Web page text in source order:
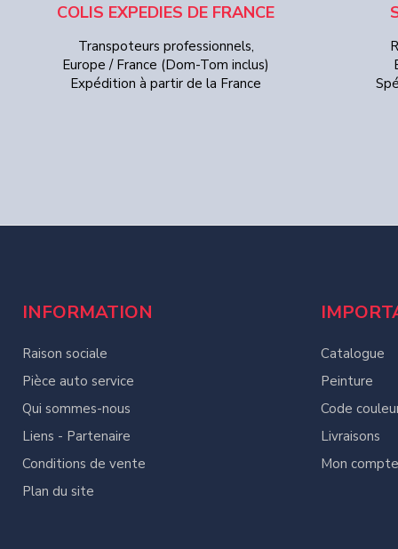
COLIS EXPEDIES DE FRANCE
Transpoteurs professionnels,
Europe / France (Dom-Tom inclus)
Expédition à partir de la France
INFORMATION
Raison sociale
Pièce auto service
Qui sommes-nous
Liens - Partenaire
Conditions de vente
Plan du site
Catalogue
Peinture
Code
Livraisons
Mon compte